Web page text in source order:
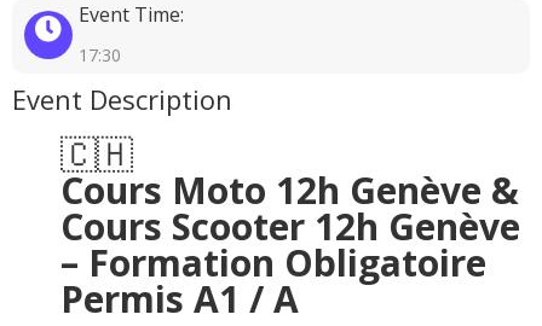
Event Time:
17:30
Event Description
🇨🇭
Cours Moto 12h Genève &
Cours Scooter 12h Genève
– Formation Obligatoire
Permis A1 / A